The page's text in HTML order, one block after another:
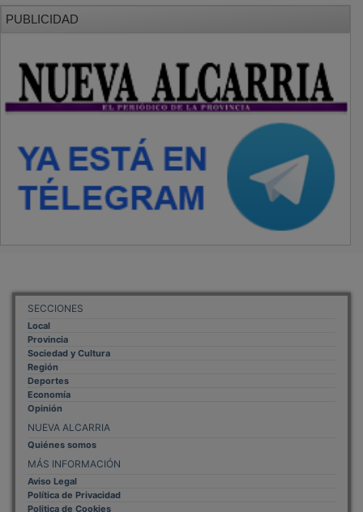
PUBLICIDAD
SECCIONES
Local
Provincia
Sociedad y Cultura
Región
Deportes
Economía
Opinión
NUEVA ALCARRIA
Quiénes somos
MÁS INFORMACIÓN
Aviso Legal
Política de Privacidad
Politica de Cookies